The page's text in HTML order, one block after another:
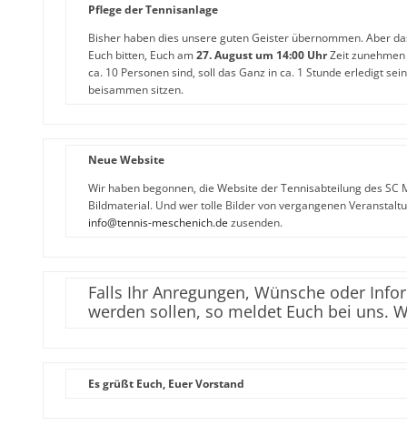
Pflege der Tennisanlage
Bisher haben dies unsere guten Geister übernommen. Aber
Euch bitten, Euch am27. August um 14:00 UhrZeit zunehmen
ca. 10 Personen sind, soll das Ganz in ca. 1 Stunde erledigt
beisammen sitzen.
Neue Website
Wir haben begonnen, die Website der Tennisabteilung des
Bildmaterial. Und wer tolle Bilder von vergangenen
info@tennis-meschenich.de zusenden.
Falls Ihr Anregungen, Wünsche oder
werden sollen, so meldet Euch bei uns.
Es grüßt Euch, Euer Vorstand